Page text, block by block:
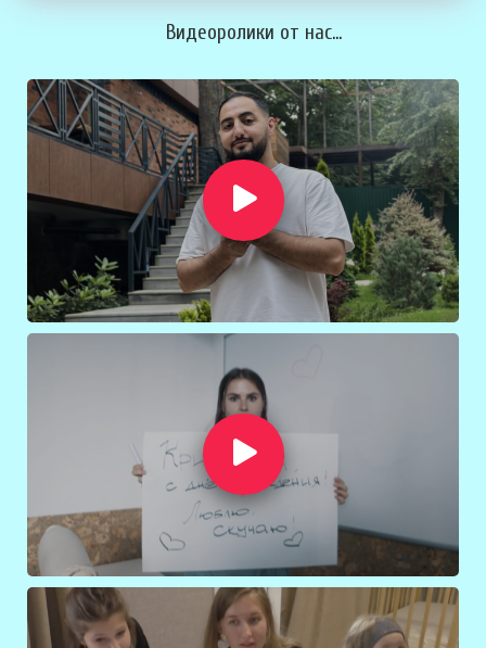
Видеоролики от нас...